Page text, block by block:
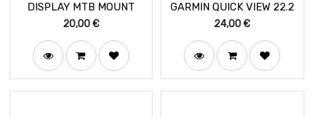
DISPLAY MTB MOUNT
20,00€
GARMIN QUICK VIEW 22.2
24,00€